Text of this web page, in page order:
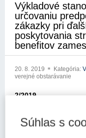
Výkladové
určovaniu
zákazky pri
poskytovania
benefitov
20. 8. 2019 Kategória:
verejné obstarávanie
2/2019
Súhlas s